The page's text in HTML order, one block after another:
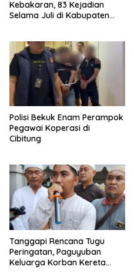
Kebakaran, 83 Kejadian
Selama Juli di Kabupaten
Polisi Bekuk Enam Perampok
Pegawai Koperasi di
Cibitung
Tanggapi Rencana Tugu
Peringatan, Paguyuban
Keluarga Korban Kereta